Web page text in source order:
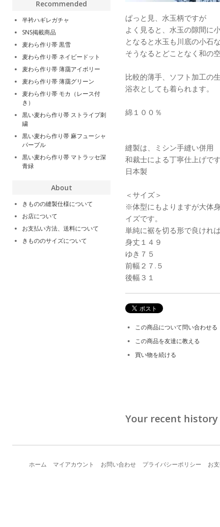
ぱっと見、水玉柄ですが
よく見ると、水玉の隙間に
となると水玉も川底の小石
そうなるとどことなく和の
比較的薄手、ソフト加工の
浴衣としても着られます。
綿１００％
縫製は、ミシン手縫い併用
和裁士による丁寧仕上げで
日本製
＜サイズ＞
※体型にもよりますが大体
イズです。
単純に裾を切る形で良けれ
身丈１４９
ゆき７５
前幅２７.５
後幅３１
この商品について問い合わせる
この商品を友達に教える
買い物を続ける
Your recent history
Recommended
半衿ハギレガチャ
SNS掲載商品
麦わら作り帯 黒雪
麦わら作り帯 ネイビードット
麦わら作り帯 薄靄アイボリー
麦わら作り帯 薄靄グリーン
麦わら作り帯 モカ（レース付
き）
黒い麦わら作り帯 ストライプ刺
繍
黒い麦わら作り帯 麻フューシャ
パープル
黒い麦わら作り帯 マトラッセ深
青緑
About
きものの縫製仕様について
お店について
お支払い方法、送料について
きもののサイズについて
ホーム マイアカウント お問い合わせ プライバシーポリシー お